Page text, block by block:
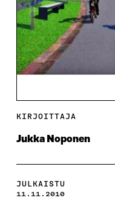
KIRJOITTAJA
Jukka Noponen
JULKAISTU
11.11.2010